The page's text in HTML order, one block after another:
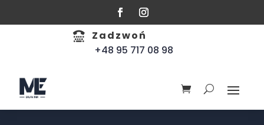

Zadzwoń
+48 95 717 08 98